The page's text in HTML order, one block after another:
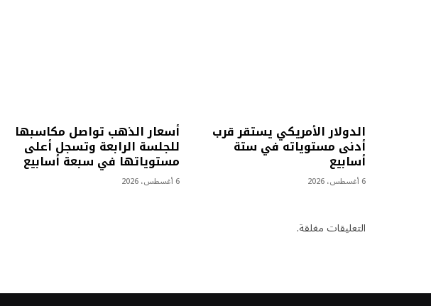
الدولار الأمريكي يستقر قرب
أدنى مستوياته في ستة
أسابيع
6 أغسطس، 2026
أسعار الذهب تواصل مكاسبها
للجلسة الرابعة وتسجل أعلى
مستوياتها في سبعة أسابيع
6 أغسطس، 2026
التعليقات مغلقة.